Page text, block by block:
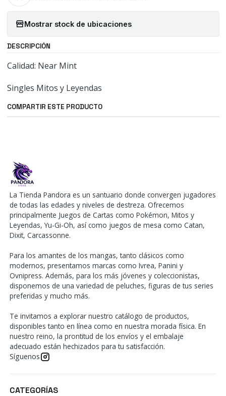
Mostrar stock de ubicaciones
DESCRIPCIÓN
Calidad: Near Mint
Singles Mitos y Leyendas
COMPARTIR ESTE PRODUCTO
La Tienda Pandora es un santuario donde convergen jugadores
de todas las edades y niveles de destreza. Ofrecemos
principalmente Juegos de Cartas como Pokémon, Mitos y
Leyendas, Yu-Gi-Oh, así como juegos de mesa como Catan,
Dixit, Carcassonne.
Para los amantes de los mangas, tanto clásicos como
modernos, presentamos marcas como Ivrea, Panini y
Ovnipress. Además, para los más jóvenes y coleccionistas,
disponemos de una variedad de peluches, figuras de tus series
preferidas y mucho más.
Te invitamos a explorar nuestro catálogo de productos,
disponibles tanto en línea como en nuestra morada física. En
nuestro reino, la prontitud de los envíos y el embalaje
adecuado están hechizados para tu satisfacción.
Síguenos
CATEGORÍAS